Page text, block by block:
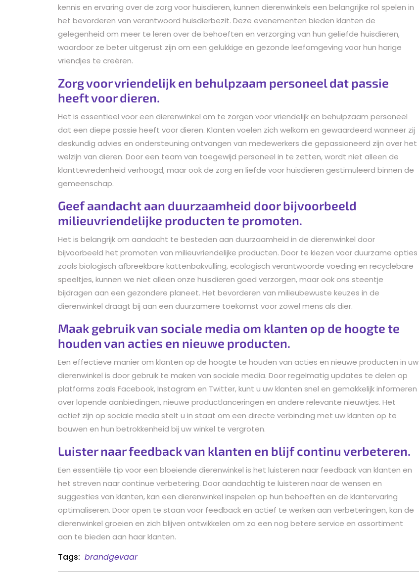
kennis en ervaring over de zorg voor huisdieren, kunnen dierenwinkels een belangrijke rol spelen in
het bevorderen van verantwoord huisdierbezit. Deze evenementen bieden klanten de
gelegenheid om meer te leren over de behoeften en verzorging van hun geliefde huisdieren,
waardoor ze beter uitgerust zijn om een gelukkige en gezonde leefomgeving voor hun harige
vriendjes te creëren.
Zorg voor vriendelijk en behulpzaam personeel dat passie
heeft voor dieren.
Het is essentieel voor een dierenwinkel om te zorgen voor vriendelijk en behulpzaam personeel
dat een diepe passie heeft voor dieren. Klanten voelen zich welkom en gewaardeerd wanneer zij
deskundig advies en ondersteuning ontvangen van medewerkers die gepassioneerd zijn over het
welzijn van dieren. Door een team van toegewijd personeel in te zetten, wordt niet alleen de
klanttevredenheid verhoogd, maar ook de zorg en liefde voor huisdieren gestimuleerd binnen de
gemeenschap.
Geef aandacht aan duurzaamheid door bijvoorbeeld
milieuvriendelijke producten te promoten.
Het is belangrijk om aandacht te besteden aan duurzaamheid in de dierenwinkel door
bijvoorbeeld het promoten van milieuvriendelijke producten. Door te kiezen voor duurzame opties
zoals biologisch afbreekbare kattenbakvulling, ecologisch verantwoorde voeding en recyclebare
speeltjes, kunnen we niet alleen onze huisdieren goed verzorgen, maar ook ons steentje
bijdragen aan een gezondere planeet. Het bevorderen van milieubewuste keuzes in de
dierenwinkel draagt bij aan een duurzamere toekomst voor zowel mens als dier.
Maak gebruik van sociale media om klanten op de hoogte te
houden van acties en nieuwe producten.
Een effectieve manier om klanten op de hoogte te houden van acties en nieuwe producten in uw
dierenwinkel is door gebruik te maken van sociale media. Door regelmatig updates te delen op
platforms zoals Facebook, Instagram en Twitter, kunt u uw klanten snel en gemakkelijk informeren
over lopende aanbiedingen, nieuwe productlanceringen en andere relevante nieuwtjes. Het
actief zijn op sociale media stelt u in staat om een directe verbinding met uw klanten op te
bouwen en hun betrokkenheid bij uw winkel te vergroten.
Luister naar feedback van klanten en blijf continu verbeteren.
Een essentiële tip voor een bloeiende dierenwinkel is het luisteren naar feedback van klanten en
het streven naar continue verbetering. Door aandachtig te luisteren naar de wensen en
suggesties van klanten, kan een dierenwinkel inspelen op hun behoeften en de klantervaring
optimaliseren. Door open te staan voor feedback en actief te werken aan verbeteringen, kan de
dierenwinkel groeien en zich blijven ontwikkelen om zo een nog betere service en assortiment
aan te bieden aan haar klanten.
Tags: brandgevaar